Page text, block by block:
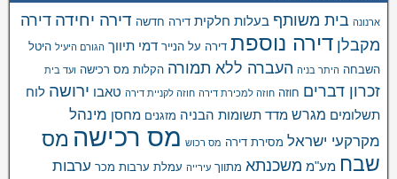
ארנונה בית משותף בעלות חלקית דירה חדשה דירה יחידה דירה
מקבלן דירה נוספת דירה על הנייר דמי תיווך הגורם היעיל היטל
השבחה היתר בניה העברה ללא תמורה הקלות מס רכישה ועד בית
זכרון דברים חוזה חוזה למכירת דירה חוזה לקניית דירה טאבו ירושה לוח
תשלומים מגרש מדד תשומות הבניה מזגנים מחסן מינהל
מקרקעי ישראל מסירת דירה מס רכוש מס רכישה מס
שבח מע"מ משכנתא מתווך עירייה עמלת ערבות מכר ערבות